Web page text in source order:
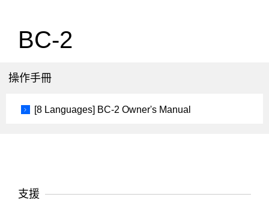
BC-2
操作手冊
[8 Languages] BC-2 Owner's Manual
支援